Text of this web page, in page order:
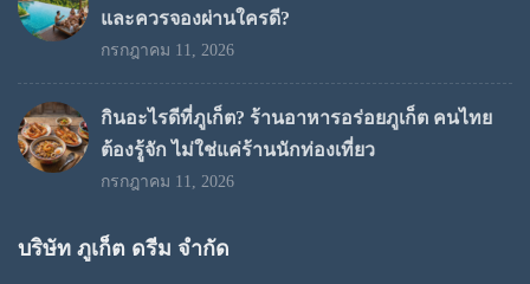
และควรจองผ่านใครดี?
กรกฎาคม 11, 2026
กินอะไรดีที่ภูเก็ต? ร้านอาหารอร่อยภูเก็ต คนไทย
ต้องรู้จัก ไม่ใช่แค่ร้านนักท่องเที่ยว
กรกฎาคม 11, 2026
บริษัท ภูเก็ต ดรีม จำกัด